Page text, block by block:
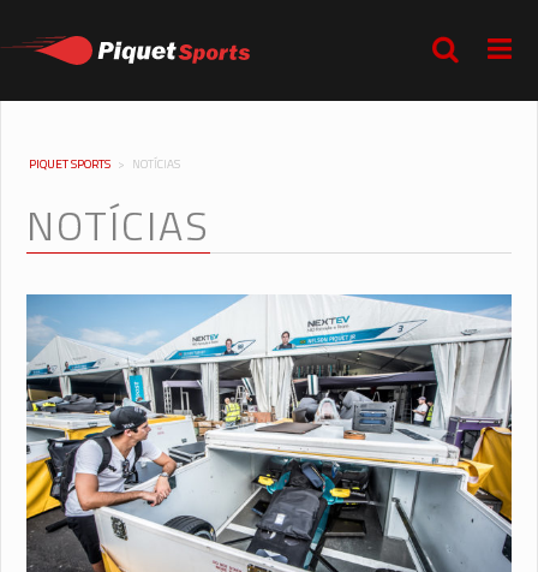
PIQUET SPORTS > NOTÍCIAS
NOTÍCIAS